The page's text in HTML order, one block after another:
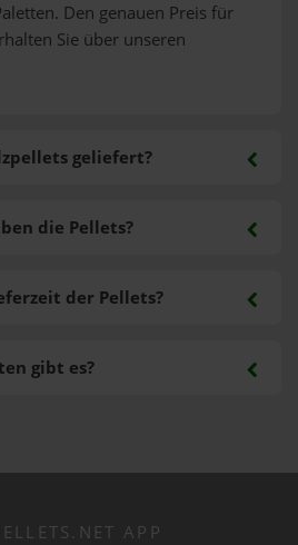
Den genauen Preis für
Sie über unseren
geliefert?
gibt es?
die Pellets?
der Pellets?
APP